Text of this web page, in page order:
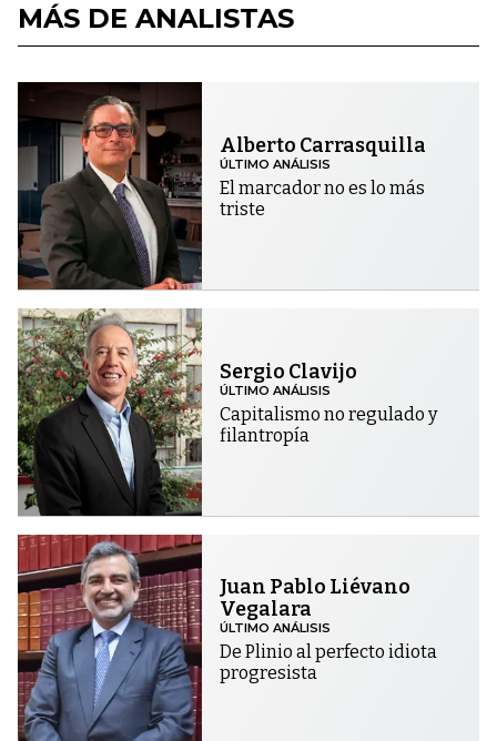
MÁS DE ANALISTAS
Alberto Carrasquilla
ÚLTIMO ANÁLISIS
El marcador no es lo más
triste
Sergio Clavijo
ÚLTIMO ANÁLISIS
Capitalismo no regulado y
filantropía
Juan Pablo Liévano
Vegalara
ÚLTIMO ANÁLISIS
De Plinio al perfecto idiota
progresista